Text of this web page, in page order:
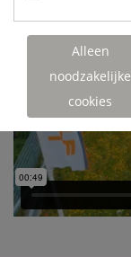
Alleen
noodzakelijke
cookies